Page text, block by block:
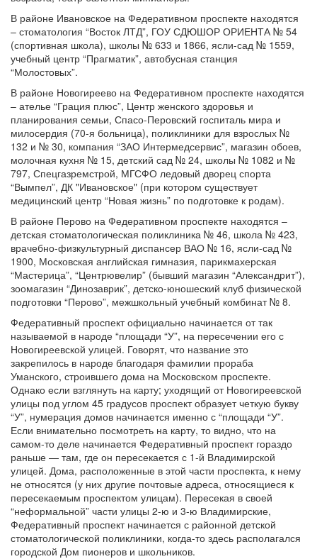
В районе Ивановское на Федеративном проспекте находятся
– стоматология “Восток ЛТД”, ГОУ СДЮШОР ОРИЕНТА № 54
(спортивная школа), школы № 633 и 1866, ясли-сад № 1559,
учебный центр “Прагматик”, автобусная станция
“Молостовых”.
В районе Новогиреево на Федеративном проспекте находятся
– ателье “Грация плюс”, Центр женского здоровья и
планирования семьи, Спасо-Перовский госпиталь мира и
милосердия (70-я больница), поликлиники для взрослых №
132 и № 30, компания “ЗАО Интермедсервис”, магазин обоев,
молочная кухня № 15, детский сад № 24, школы № 1082 и №
797, Спецгазремстрой, МГСФО ледовый дворец спорта
“Вымпел”, ДК "Ивановское" (при котором существует
медицинский центр “Новая жизнь” по подготовке к родам).
В районе Перово на Федеративном проспекте находятся –
детская стоматологическая поликлиника № 46, школа № 423,
врачебно-физкультурный диспансер ВАО № 16, ясли-сад №
1900, Московская английская гимназия, парикмахерская
“Мастерица”, “Центрювелир” (бывший магазин “Александрит”),
зоомагазин “Динозаврик”, детско-юношеский клуб физической
подготовки “Перово”, межшкольный учебный комбинат № 8.
Федеративный проспект официально начинается от так
называемой в народе “площади “У”, на пересечении его с
Новогиреевской улицей. Говорят, что название это
закрепилось в народе благодаря фамилии прораба
Уманского, строившего дома на Московском проспекте.
Однако если взглянуть на карту; уходящий от Новогиреевской
улицы под углом 45 градусов проспект образует четкую букву
“У”, нумерация домов начинается именно с “площади “У”.
Если внимательно посмотреть на карту, то видно, что на
самом-то деле начинается Федеративный проспект гораздо
раньше — там, где он пересекается с 1-й Владимирской
улицей. Дома, расположенные в этой части проспекта, к нему
не относятся (у них другие почтовые адреса, относящиеся к
пересекаемым проспектом улицам). Пересекая в своей
“неформальной” части улицы 2-ю и 3-ю Владимирские,
Федеративный проспект начинается с районной детской
стоматологической поликлиники, когда-то здесь располагался
городской Дом пионеров и школьников.